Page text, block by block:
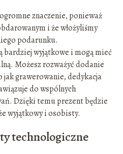
znaczenie, ponieważ
i że włożyliśmy
podarunku.
bardziej wyjątkowe i mogą mieć
Możesz rozważyć dodanie
grawerowanie, dedykacja
do wspólnych
Dzięki temu prezent będzie
wyjątkowy i osobisty.
technologiczne